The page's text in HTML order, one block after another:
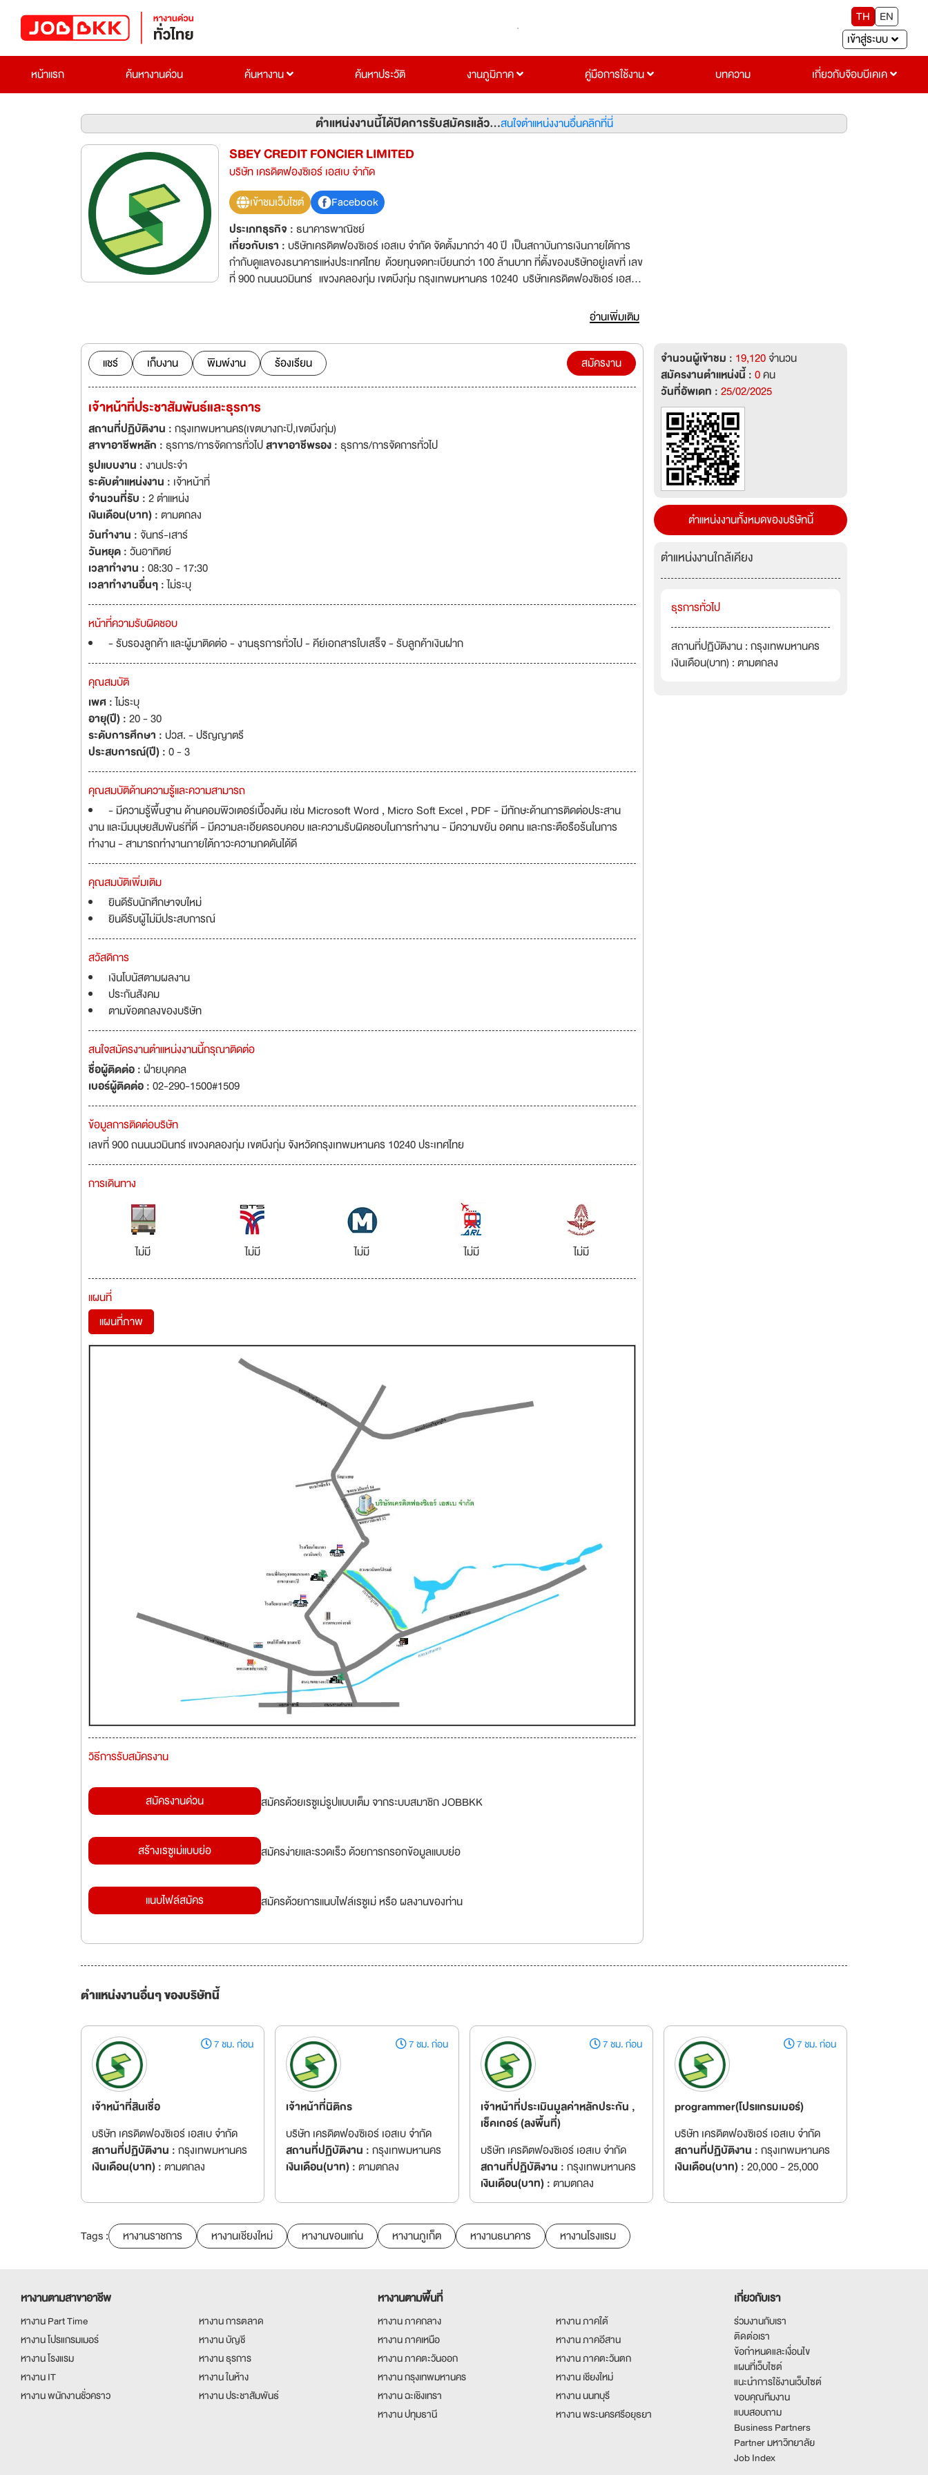
TH
EN
เข้าสู่ระบบ
หน้าแรก
ค้นหางานด่วน ค้นหางาน ค้นหาประวัติ งานภูมิภาค คู่มือการใช้งาน บทความ เกี่ยวกับจ๊อบบีเคเค
ตำแหน่งงานนี้ได้ปิดการรับสมัครแล้ว...สนใจตำแหน่งงานอื่นคลิกที่นี่
SBEY CREDIT FONCIER LIMITED
บริษัท เครดิตฟองซิเอร์ เอสเบ จำกัด
เข้าชมเว็บไซต์
Facebook
ประเภทธุรกิจ : ธนาคารพาณิชย์
เกี่ยวกับเรา :บริษัทเครดิตฟองซิเอร์ เอสเบ จำกัด จัดตั้งมากว่า 40 ปี เป็นสถาบันการเงินภายใต้การ
กำกับดูแลของธนาคารแห่งประเทศไทย ด้วยทุนจดทะเบียนกว่า 100 ล้านบาท ที่ตั้งของบริษัทอยู่เลขที่ เลข
ที่ 900 ถนนนวมินทร์ แขวงคลองกุ่ม เขตบึงกุ่ม กรุงเทพมหานคร 10240 บริษัทเครดิตฟองซิเอร์ เอสเบ
เงินฝากจากสถาบันคุ้มครองเงินฝาก 2. บริการให้สินเชื่อมีหลักประกัน ในรูปแบบต่าง ๆ เช่น สินเชื่อเพื่อที่
อ่านเพิ่มเติม
แชร์ เก็บงาน พิมพ์งาน ร้องเรียน สมัครงาน
เจ้าหน้าที่ประชาสัมพันธ์และธุรการ
สถานที่ปฏิบัติงาน :กรุงเทพมหานคร(เขตบางกะปิ,เขตบึงกุ่ม)
สาขาอาชีพหลัก : ธุรการ/การจัดการทั่วไปสาขาอาชีพรอง : ธุรการ/การจัดการทั่วไป
รูปแบบงาน :งานประจำ
ระดับตำแหน่งงาน : เจ้าหน้าที่
จำนวนที่รับ :2 ตำแหน่ง
เงินเดือน(บาท) :ตามตกลง
วันทำงาน : จันทร์-เสาร์
วันหยุด :วันอาทิตย์
เวลาทำงาน :08:30 - 17:30
เวลาทำงานอื่นๆ :ไม่ระบุ
หน้าที่ความรับผิดชอบ
- รับรองลูกค้า และผู้มาติดต่อ - งานธุรการทั่วไป - คีย์เอกสารใบเสร็จ - รับลูกค้าเงินฝาก
คุณสมบัติ
เพศ :ไม่ระบุ
อายุ(ปี) :20 - 30
ระดับการศึกษา :ปวส. - ปริญญาตรี
ประสบการณ์(ปี) :0 - 3
คุณสมบัติด้านความรู้และความสามารถ
- มีความรู้พื้นฐาน ด้านคอมพิวเตอร์เบื้องต้น เช่น Microsoft Word , Micro Soft Excel , PDF - มีทักษะด้านการติดต่อประสาน
งาน และมีมนุษยสัมพันธ์ที่ดี - มีความละเอียดรอบคอบ และความรับผิดชอบในการทำงาน - มีความขยัน อดทน และกระตือรือร้นในการ
ทำงาน - สามารถทำงานภายใต้ภาวะความกดดันได้ดี
คุณสมบัติเพิ่มเติม
ยินดีรับนักศึกษาจบใหม่
ยินดีรับผู้ไม่มีประสบการณ์
สวัสดิการ
เงินโบนัสตามผลงาน
ประกันสังคม
ตามข้อตกลงของบริษัท
สนใจสมัครงานตำแหน่งงานนี้กรุณาติดต่อ
ชื่อผู้ติดต่อ :ฝ่ายบุคคล
เบอร์ผู้ติดต่อ :02-290-1500#1509
ข้อมูลการติดต่อบริษัท
เลขที่ 900 ถนนนวมินทร์ แขวงคลองกุ่ม เขตบึงกุ่ม จังหวัดกรุงเทพมหานคร 10240 ประเทศไทย
การเดินทาง
ไม่มี ไม่มี ไม่มี ไม่มี ไม่มี
แผนที่
แผนที่ภาพ
วิธีการรับสมัครงาน
สมัครงานด่วน สมัครด้วยเรซูเม่รูปแบบเต็ม จากระบบสมาชิก JOBBKK
สร้างเรซูเม่แบบย่อ สมัครง่ายและรวดเร็ว ด้วยการกรอกข้อมูลแบบย่อ
แนบไฟล์สมัคร สมัครด้วยการแนบไฟล์เรซูเม่ หรือ ผลงานของท่าน
จำนวนผู้เข้าชม : 19,120จำนวน
สมัครงานตำแหน่งนี้ :0คน
วันที่อัพเดท :25/02/2025
ตำแหน่งงานทั้งหมดของบริษัทนี้
ตำแหน่งงานใกล้เคียง
ธุรการทั่วไป
สถานที่ปฏิบัติงาน : กรุงเทพมหานคร
เงินเดือน(บาท) : ตามตกลง
ตำแหน่งงานอื่นๆ ของบริษัทนี้
7 ชม. ก่อน
เจ้าหน้าที่สินเชื่อ
บริษัท เครดิตฟองซิเอร์ เอสเบ จำกัด
สถานที่ปฏิบัติงาน :กรุงเทพมหานคร
เงินเดือน(บาท) :ตามตกลง
7 ชม. ก่อน
เจ้าหน้าที่นิติกร
บริษัท เครดิตฟองซิเอร์ เอสเบ จำกัด
สถานที่ปฏิบัติงาน :กรุงเทพมหานคร
เงินเดือน(บาท) :ตามตกลง
7 ชม. ก่อน
เจ้าหน้าที่ประเมินมูลค่าหลักประกัน ,
เช็คเกอร์ (ลงพื้นที่)
บริษัท เครดิตฟองซิเอร์ เอสเบ จำกัด
สถานที่ปฏิบัติงาน :กรุงเทพมหานคร
เงินเดือน(บาท) :ตามตกลง
7 ชม. ก่อน
programmer(โปรแกรมเมอร์)
บริษัท เครดิตฟองซิเอร์ เอสเบ จำกัด
สถานที่ปฏิบัติงาน :กรุงเทพมหานคร
เงินเดือน(บาท) :20,000 - 25,000
Tags : หางานราชการ หางานเชียงใหม่ หางานขอนแก่น หางานภูเก็ต หางานธนาคาร หางานโรงแรม
หางานตามสาขาอาชีพ
หางาน Part Time
หางาน การตลาด
หางาน โปรแกรมเมอร์
หางาน บัญชี
หางาน โรงแรม
หางาน ธุรการ
หางาน IT
หางาน ในห้าง
หางาน พนักงานชั่วคราว
หางาน ประชาสัมพันธ์
หางานตามพื้นที่
หางาน ภาคกลาง
หางาน ภาคใต้
หางาน ภาคเหนือ
หางาน ภาคอีสาน
หางาน ภาคตะวันออก
หางาน ภาคตะวันตก
หางาน กรุงเทพมหานคร
หางาน เชียงใหม่
หางาน ฉะเชิงเทรา
หางาน นนทบุรี
หางาน ปทุมธานี
หางาน พระนครศรีอยุธยา
เกี่ยวกับเรา
ร่วมงานกับเรา
ติดต่อเรา
ข้อกำหนดและเงื่อนไข
แผนที่เว็บไซต์
แนะนำการใช้งานเว็บไซต์
ขอบคุณทีมงาน
แบบสอบถาม
Business Partners
Partner มหาวิทยาลัย
Job Index